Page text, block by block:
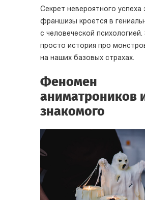
Секрет невероятного успеха
франшизы кроется в
с человеческой
просто история про
на наших базовых страхах.
Феномен
аниматроников
знакомого